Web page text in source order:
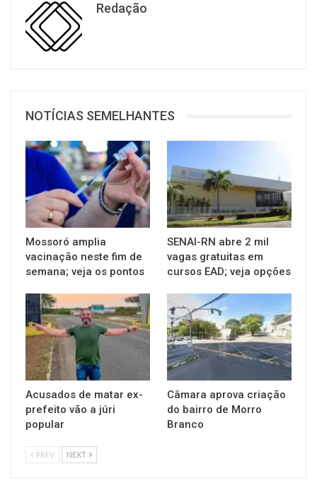
Redação
NOTÍCIAS SEMELHANTES
Mossoró amplia
vacinação neste fim de
semana; veja os pontos
SENAI-RN abre 2 mil
vagas gratuitas em
cursos EAD; veja opções
Acusados de matar ex-
prefeito vão a júri
popular
Câmara aprova criação
do bairro de Morro
Branco
PREV NEXT